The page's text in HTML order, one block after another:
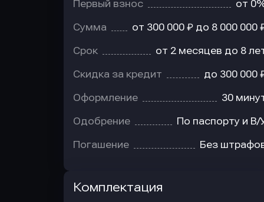
Первый взнос от
Сумма от 300 000 ₽ до 8 000 000
Срок от 2 месяцев до 8
Скидка за кредит до 300 000
Оформление 30
Одобрение По паспорту и В/
Погашение Без
Комплектация